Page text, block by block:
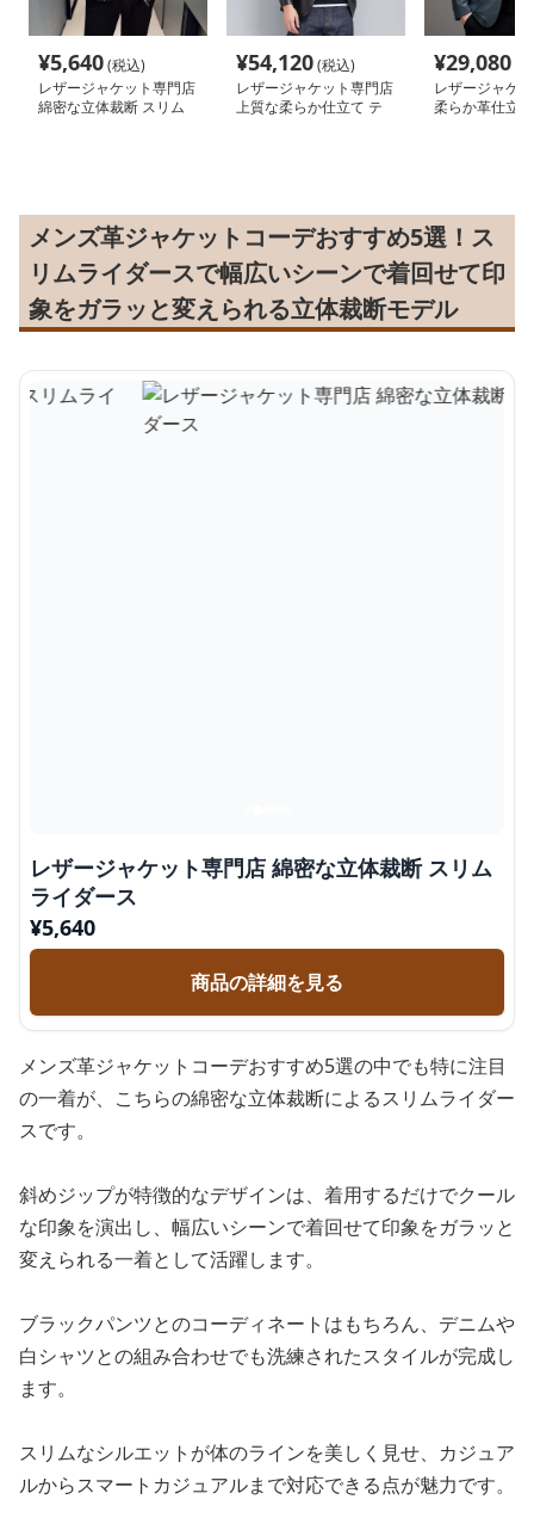
¥5,640(税込)
レザージャケット専門店
綿密な立体裁断 スリム
¥54,120(税込)
レザージャケット専門店
上質な柔らか仕立て テ
¥29,080
レザージャケ
柔らか革仕立
メンズ革ジャケットコーデおすすめ5選！ス
リムライダースで幅広いシーンで着回せて印
象をガラッと変えられる立体裁断モデル
レザージャケット専門店 綿密な立体裁断 スリム
ライダース
¥5,640
商品の詳細を見る
メンズ革ジャケットコーデおすすめ5選の中でも特に注目
の一着が、こちらの綿密な立体裁断によるスリムライダー
スです。
斜めジップが特徴的なデザインは、着用するだけでクール
な印象を演出し、幅広いシーンで着回せて印象をガラッと
変えられる一着として活躍します。
ブラックパンツとのコーディネートはもちろん、デニムや
白シャツとの組み合わせでも洗練されたスタイルが完成し
ます。
スリムなシルエットが体のラインを美しく見せ、カジュア
ルからスマートカジュアルまで対応できる点が魅力です。